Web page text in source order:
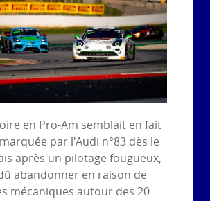
en Pro-Am semblait en fait
par l'Audi n°83 dès le
après un pilotage fougueux,
dû abandonner en raison de
mécaniques autour des 20